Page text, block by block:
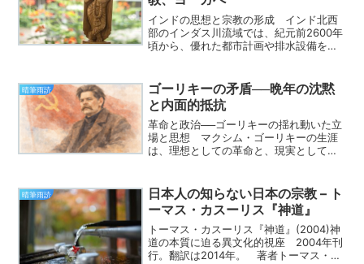
インドの思想と宗教の形成 インド北西
部のインダス川流域では、紀元前2600年
頃から、優れた都市計画や排水設備を備
頃には衰退を迎え、その後の展開は長ら
く謎に包まれて...
晴筆雨読
ゴーリキーの矛盾──晩年の沈黙
と内面的抵抗
革命と政治──ゴーリキーの揺れ動いた立
場と思想 マクシム・ゴーリキーの生涯
は、理想としての革命と、現実としての
い。むしろその態度は、時代の推移に応
じて大きく揺れ動き、そ...
晴筆雨読
日本人の知らない日本の宗教 – ト
ーマス・カスーリス『神道』
トーマス・カスーリス『神道』(2004)神
道の本質に迫る異文化的視座 2004年刊
行。翻訳は2014年。 著者トーマス・カ